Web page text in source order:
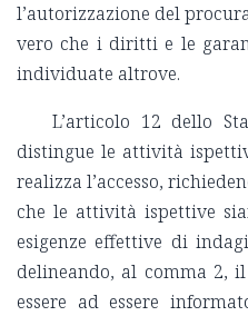
l’autorizzazione del
vero che i diritti e le
individuate altrove.
L’articolo 12 dello
distingue le attività
realizza l’accesso,
che le attività ispettive
esigenze effettive di
delineando, al comma 2,
essere ad essere